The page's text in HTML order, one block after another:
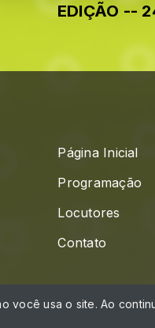
Página Inicial
Programação
Locutores
Contato
você usa o site. Ao